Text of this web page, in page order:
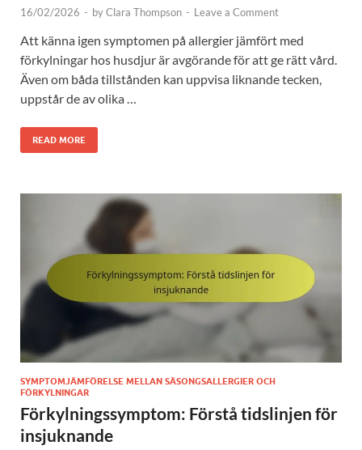
16/02/2026 - byClara Thompson - Leave a Comment
Att känna igen symptomen på allergier jämfört med
förkylningar hos husdjur är avgörande för att ge rätt vård.
Även om båda tillstånden kan uppvisa liknande tecken,
uppstår de av olika …
READ MORE
SYMPTOMJÄMFÖRELSE MELLAN SÄSONGSALLERGIER OCH
FÖRKYLNINGAR
Förkylningssymptom: Förstå tidslinjen för
insjuknande